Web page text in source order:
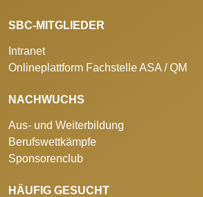
SBC-MITGLIEDER
Intranet
Onlineplattform Fachstelle ASA / QM
NACHWUCHS
Aus- und Weiterbildung
Berufswettkämpfe
Sponsorenclub
HÄUFIG GESUCHT